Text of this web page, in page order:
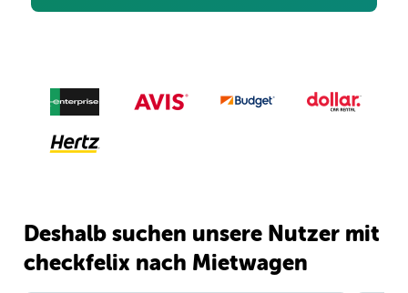
Deshalb suchen unsere Nutzer mit
checkfelix nach Mietwagen